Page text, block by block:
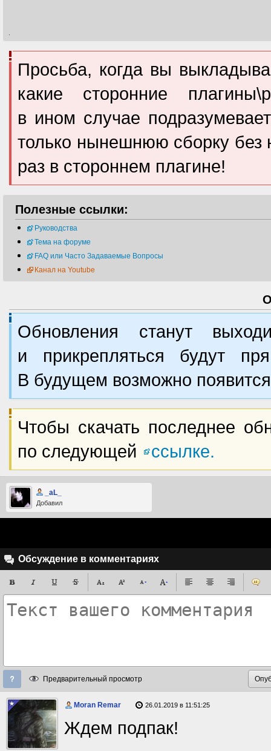
Просьба, когда вы
какие сторонние
в ином случае
только нынешнюю сборку без
раз в стороннем плагине!
Полезные ссылки:
Руководства
Тема на форуме
FAQ или Часто Задаваемые Вопросы
Канал на Youtube
Обновления станут
и прикрепляться будут
В будущем возможно
Чтобы скачать последнее
по следующей
ссылке.
_aL_
Добавил
Обсуждение в комментариях
Предварительный просмотр
Moran Remar 26.01.2019 в 11:51:25
Ждем подпак!